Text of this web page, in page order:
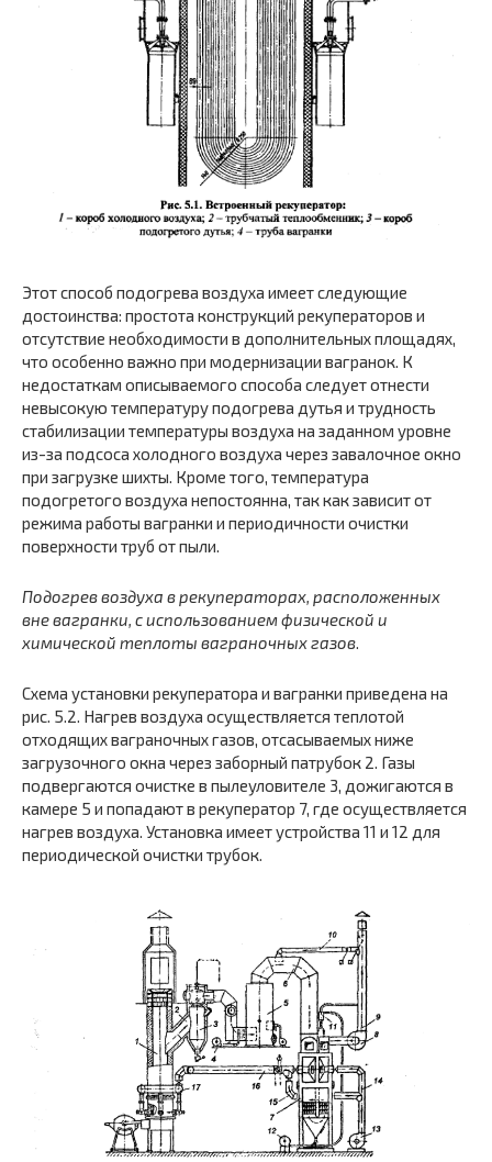
Этот способ подогрева воздуха имеет следующие
достоинства: простота конструкций рекуператоров и
отсутствие необходимости в дополнительных площадях,
что особенно важно при модернизации вагранок. К
недостаткам описываемого способа следует отнести
невысокую температуру подогрева дутья и трудность
стабилизации температуры воздуха на заданном уровне
из-за подсоса холодного воздуха через завалочное окно
при загрузке шихты. Кроме того, температура
подогретого воздуха непостоянна, так как зависит от
режима работы вагранки и периодичности очистки
поверхности труб от пыли.
Подогрев воздуха в рекуператорах, расположенных
вне вагранки, с использованием физической и
химической теплоты ваграночных газов.
Схема установки рекуператора и вагранки приведена на
рис. 5.2. Нагрев воздуха осуществляется теплотой
отходящих ваграночных газов, отсасываемых ниже
загрузочного окна через заборный патрубок 2. Газы
подвергаются очистке в пылеуловителе 3, дожигаются в
камере 5 и попадают в рекуператор 7, где осуществляется
нагрев воздуха. Установка имеет устройства 11 и 12 для
периодической очистки трубок.